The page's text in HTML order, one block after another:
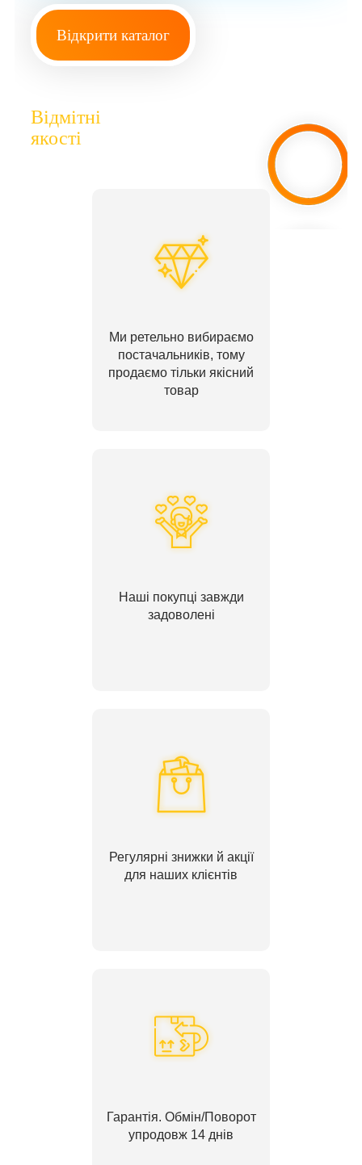
Відкрити каталог
Відмітні
якості
Ми ретельно вибираємо
постачальників, тому
продаємо тільки якісний
товар
Наші покупці завжди
задоволені
Регулярні знижки й акції
для наших клієнтів
Гарантія. Обмін/Поворот
упродовж 14 днів